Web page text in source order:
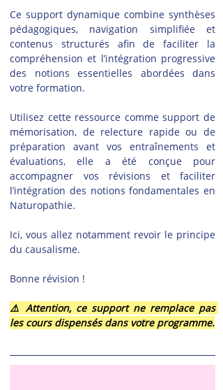
Ce support dynamique combine synthèses
pédagogiques, navigation simplifiée et
contenus structurés afin de faciliter la
compréhension et l’intégration progressive
des notions essentielles abordées dans
votre formation.
Utilisez cette ressource comme support de
mémorisation, de relecture rapide ou de
préparation avant vos entraînements et
évaluations, elle a été conçue pour
accompagner vos révisions et faciliter
l’intégration des notions fondamentales en
Naturopathie.
Ici, vous allez notamment revoir le principe
du causalisme.
Bonne révision !
⚠️ Attention, ce support ne remplace pas
les cours dispensés dans votre programme.